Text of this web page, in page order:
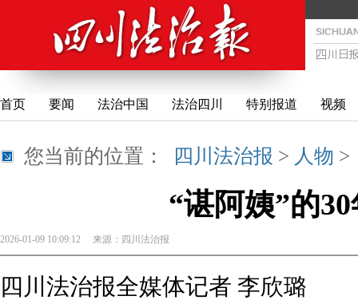
首页 要闻 法治中国 法治四川 特别报道 视频
您当前的位置： 四川法治报 > 人物
“谌阿姨”的
2026-01-09 10:09:12 来源： 四川法治报
四川法治报全媒体记者 李欣璐